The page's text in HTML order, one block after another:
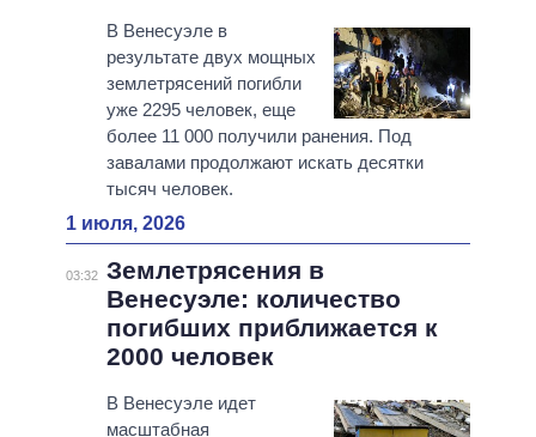
В Венесуэле в
результате двух мощных
землетрясений погибли
уже 2295 человек, еще
более 11 000 получили ранения. Под
завалами продолжают искать десятки
тысяч человек.
1 июля, 2026
03:32 Землетрясения в
Венесуэле: количество
погибших приближается к
2000 человек
В Венесуэле идет
масштабная